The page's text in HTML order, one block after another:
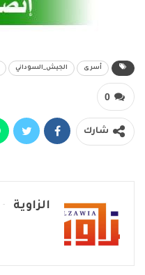
أسرى الجيش_السوداني
0
شارك
الزاوية